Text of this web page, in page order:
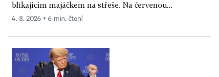
blikajícím majáčkem na střeše. Na červenou...
4. 8. 2026 ▪ 6 min. čtení